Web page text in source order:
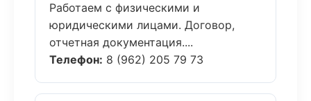
Работаем с физическими и
юридическими лицами. Договор,
отчетная документация....
Телефон: 8 (962) 205 79 73